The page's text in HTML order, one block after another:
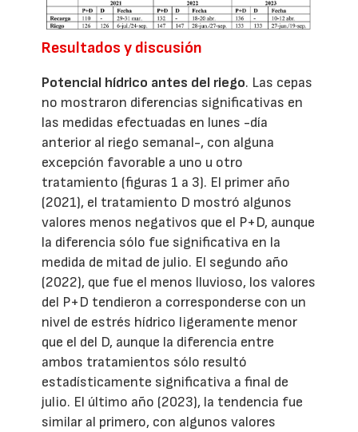
Resultados y discusión
Potencial hídrico antes del riego. Las cepas
no mostraron diferencias significativas en
las medidas efectuadas en lunes -día
anterior al riego semanal-, con alguna
excepción favorable a uno u otro
tratamiento (figuras 1 a 3). El primer año
(2021), el tratamiento D mostró algunos
valores menos negativos que el P+D, aunque
la diferencia sólo fue significativa en la
medida de mitad de julio. El segundo año
(2022), que fue el menos lluvioso, los valores
del P+D tendieron a corresponderse con un
nivel de estrés hídrico ligeramente menor
que el del D, aunque la diferencia entre
ambos tratamientos sólo resultó
estadísticamente significativa a final de
julio. El último año (2023), la tendencia fue
similar al primero, con algunos valores